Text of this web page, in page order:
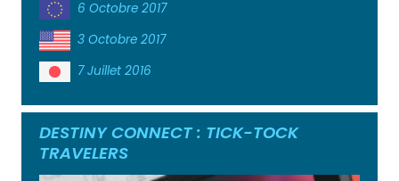
6 Octobre 2017
3 Octobre 2017
7 Juillet 2016
DESTINY CONNECT : TICK-TOCK
TRAVELERS